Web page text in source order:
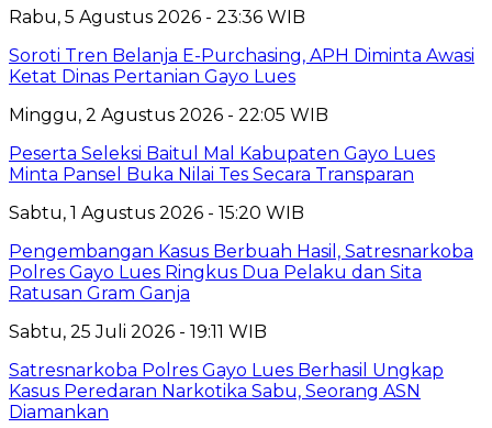
Rabu, 5 Agustus 2026 - 23:36 WIB
Soroti Tren Belanja E-Purchasing, APH Diminta Awasi
Ketat Dinas Pertanian Gayo Lues
Minggu, 2 Agustus 2026 - 22:05 WIB
Peserta Seleksi Baitul Mal Kabupaten Gayo Lues
Minta Pansel Buka Nilai Tes Secara Transparan
Sabtu, 1 Agustus 2026 - 15:20 WIB
Pengembangan Kasus Berbuah Hasil, Satresnarkoba
Polres Gayo Lues Ringkus Dua Pelaku dan Sita
Ratusan Gram Ganja
Sabtu, 25 Juli 2026 - 19:11 WIB
Satresnarkoba Polres Gayo Lues Berhasil Ungkap
Kasus Peredaran Narkotika Sabu, Seorang ASN
Diamankan